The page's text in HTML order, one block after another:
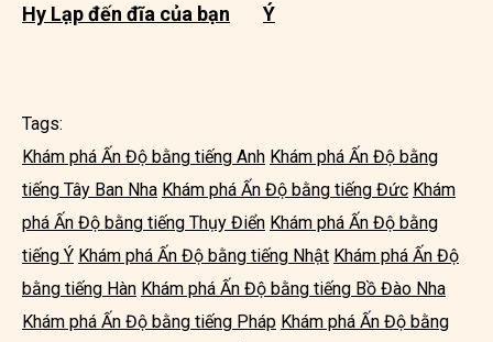
Hy Lạp đến đĩa của bạn
Ý
Tags:
Khám phá Ấn Độ bằng tiếng Anh Khám phá Ấn Độ bằng
tiếng Tây Ban Nha Khám phá Ấn Độ bằng tiếng Đức Khám
phá Ấn Độ bằng tiếng Thụy Điển Khám phá Ấn Độ bằng
tiếng Ý Khám phá Ấn Độ bằng tiếng Nhật Khám phá Ấn Độ
bằng tiếng Hàn Khám phá Ấn Độ bằng tiếng Bồ Đào Nha
Khám phá Ấn Độ bằng tiếng Pháp Khám phá Ấn Độ bằng